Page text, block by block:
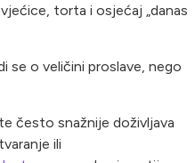
torta i osjećaj „danas
se o veličini proslave, nego
često snažnije doživljava
ili